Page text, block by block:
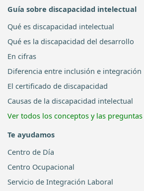
Guía sobre discapacidad intelectual
Qué es discapacidad intelectual
Qué es la discapacidad del desarrollo
En cifras
Diferencia entre inclusión e integración
El certificado de discapacidad
Causas de la discapacidad intelectual
Ver todos los conceptos y las
Te ayudamos
Centro de Día
Centro Ocupacional
Servicio de Integración Laboral